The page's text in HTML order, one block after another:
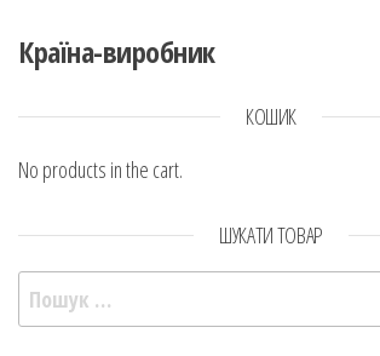
Країна-виробник
КОШИК
No products in the cart.
ШУКАТИ ТОВАР
Пошук: